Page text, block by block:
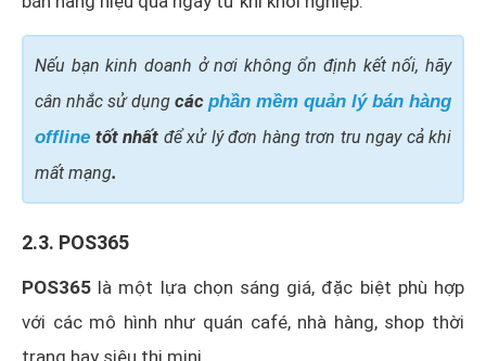
Nếu bạn kinh doanh ở nơi không ổn định kết nối, hãy
cân nhắc sử dụng các phần mềm quản lý bán hàng
offline tốt nhất để xử lý đơn hàng trơn tru ngay cả khi
mất mạng.
2.3. POS365
POS365 là một lựa chọn sáng giá, đặc biệt phù hợp
với các mô hình như quán café, nhà hàng, shop thời
trang hay siêu thị mini.
×